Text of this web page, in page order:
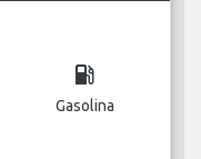
local_gas_station
Gasolina